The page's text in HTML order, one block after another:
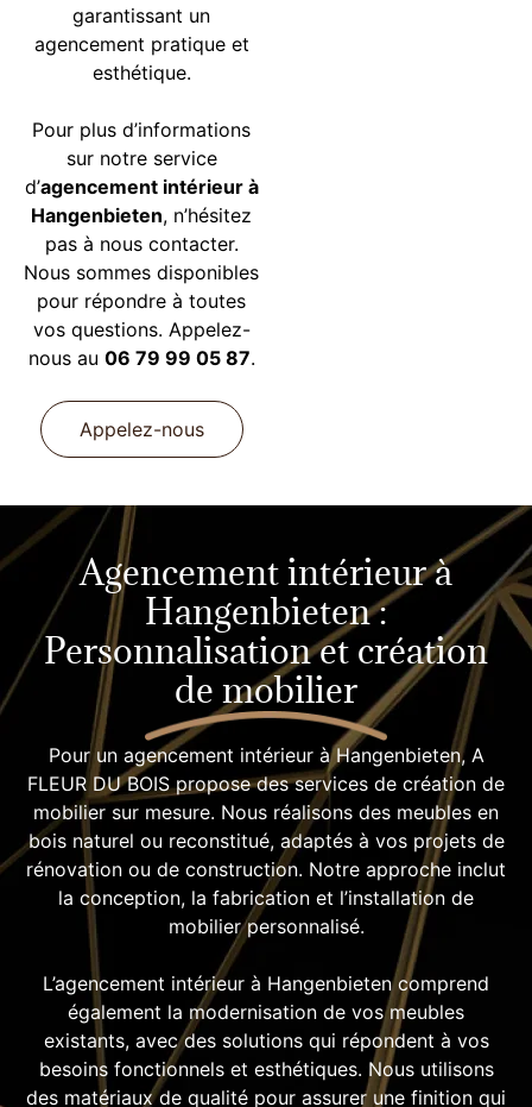
garantissant un
agencement pratique et
esthétique.
Pour plus d’informations
sur notre service
d’agencement intérieur à
Hangenbieten, n’hésitez
pas à nous contacter.
Nous sommes disponibles
pour répondre à toutes
vos questions. Appelez-
nous au 06 79 99 05 87.
Appelez-nous
Agencement intérieur à
Hangenbieten :
Personnalisation et création
de mobilier
Pour un agencement intérieur à Hangenbieten, A
FLEUR DU BOIS propose des services de création de
mobilier sur mesure. Nous réalisons des meubles en
bois naturel ou reconstitué, adaptés à vos projets de
rénovation ou de construction. Notre approche inclut
la conception, la fabrication et l’installation de
mobilier personnalisé.
L’agencement intérieur à Hangenbieten comprend
également la modernisation de vos meubles
existants, avec des solutions qui répondent à vos
besoins fonctionnels et esthétiques. Nous utilisons
des matériaux de qualité pour assurer une finition qui